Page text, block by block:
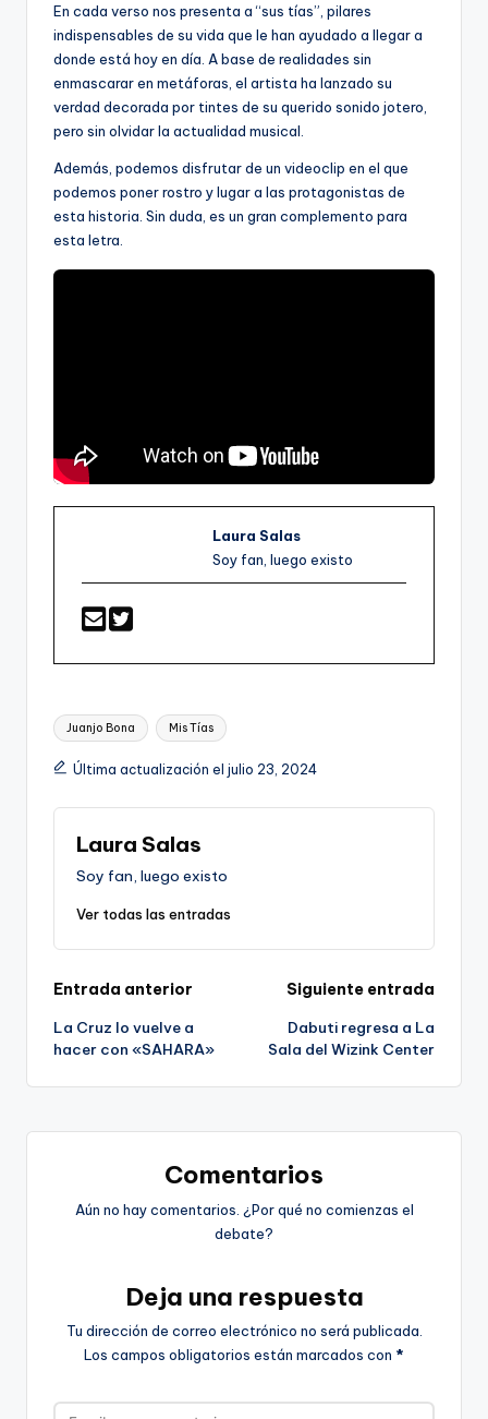
En cada verso nos presenta a “sus tías”, pilares
indispensables de su vida que le han ayudado a llegar a
donde está hoy en día. A base de realidades sin
enmascarar en metáforas, el artista ha lanzado su
verdad decorada por tintes de su querido sonido jotero,
pero sin olvidar la actualidad musical.
Además, podemos disfrutar de un videoclip en el que
podemos poner rostro y lugar a las protagonistas de
esta historia. Sin duda, es un gran complemento para
esta letra.
Laura Salas
Soy fan, luego existo
Etiquetas:
Juanjo Bona Mis Tías
Última actualización el julio 23, 2024
Laura Salas
Soy fan, luego existo
Ver todas las entradas
Navegación
de
entradas
Entrada anterior
La Cruz lo vuelve a
hacer con «SAHARA»
Siguiente entrada
Dabuti regresa a La
Sala del Wizink Center
Comentarios
Aún no hay comentarios. ¿Por qué no comienzas el
debate?
Deja una respuesta
Tu dirección de correo electrónico no será publicada.
Los campos obligatorios están marcados con *